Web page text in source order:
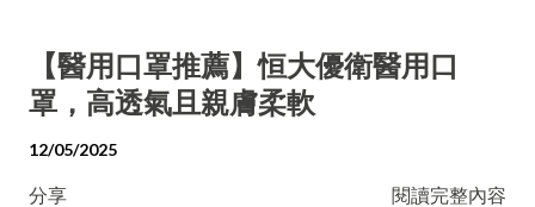
【醫用口罩推薦】恒大優衛醫用口
罩，高透氣且親膚柔軟
12/05/2025
分享 閱讀完整內容